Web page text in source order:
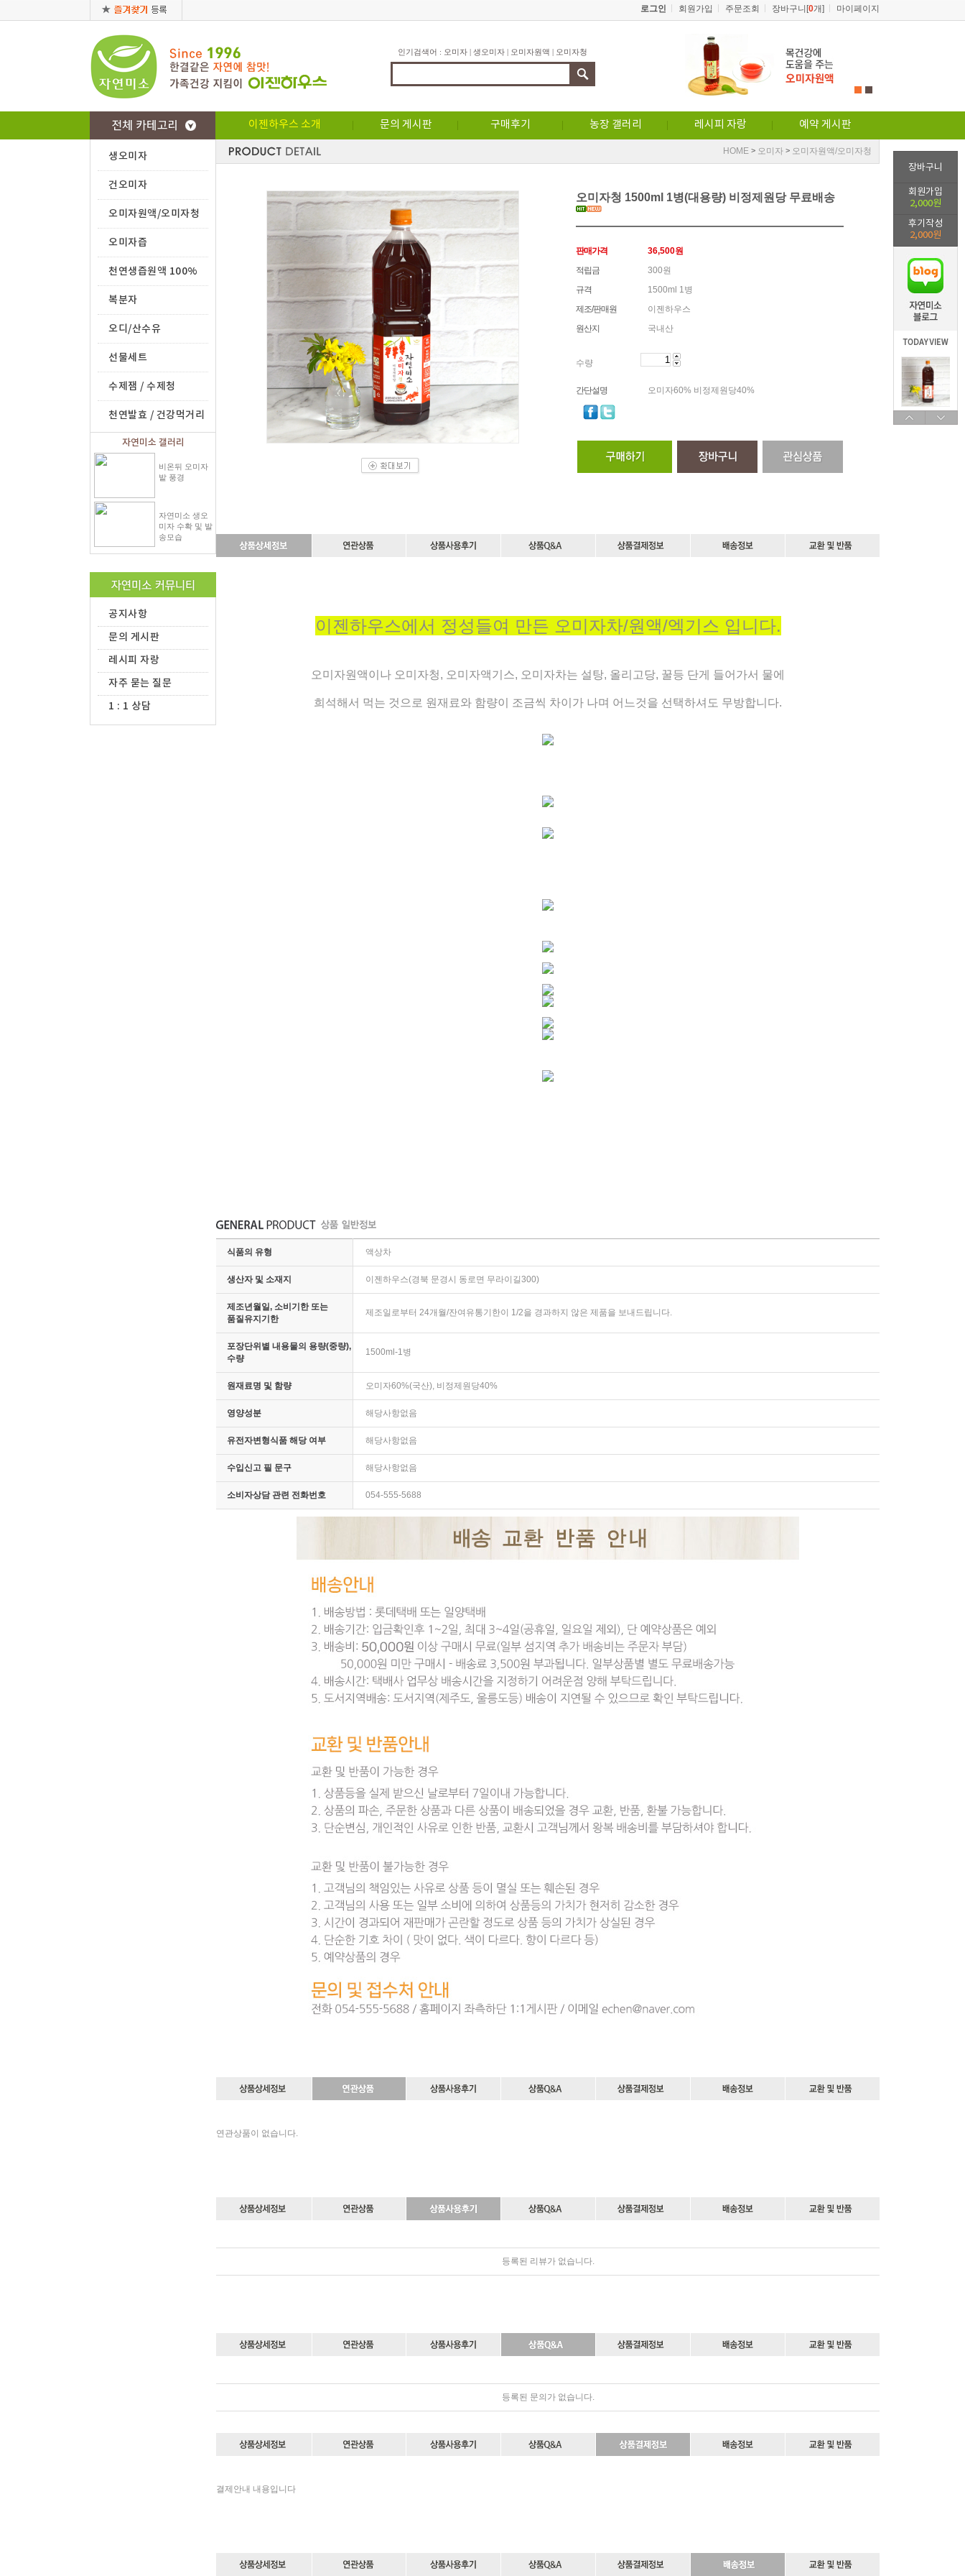
장바구니
회원가입
2,000원
후기작성
2,000원
로그인 회원가입 주문조회 장바구니[0개] 마이페이지
인기검색어 : 오미자 | 생오미자 | 오미자원액 | 오미자청
이젠하우스 소개 문의 게시판 구매후기 농장 갤러리 레시피 자랑 예약 게시판
생오미자
건오미자
오미자원액/오미자청
오미자즙
천연생즙원액 100%
복분자
오디/산수유
선물세트
수제잼 / 수제청
천연발효 / 건강먹거리
자연미소 갤러리
비온뒤 오미자
밭 풍경
자연미소 생오
미자 수확 및 발
송모습
공지사항
문의 게시판
레시피 자랑
자주 묻는 질문
1 : 1 상담
HOME > 오미자 > 오미자원액/오미자청
오미자청 1500ml 1병(대용량) 비정제원당 무료배송
판매가격 36,500원
적립금
300원
규격
1500ml 1병
제조/판매원
이젠하우스
원산지
국내산
수량
간단설명 오미자60% 비정제원당40%
이젠하우스에서 정성들여 만든 오미자차/원액/엑기스 입니다.
오미자원액이나 오미자청, 오미자액기스, 오미자차는 설탕, 올리고당, 꿀등 단게 들어가서 물에
희석해서 먹는 것으로 원재료와 함량이 조금씩 차이가 나며 어느것을 선택하셔도 무방합니다.
식품의 유형 액상차
생산자 및 소재지 이젠하우스(경북 문경시 동로면 무라이길300)
제조년월일, 소비기한 또는
품질유지기한
제조일로부터 24개월/잔여유통기한이 1/2을 경과하지 않은 제품을 보내드립니다.
포장단위별 내용물의 용량(중량),
수량
1500ml-1병
원재료명 및 함량 오미자60%(국산), 비정제원당40%
영양성분 해당사항없음
유전자변형식품 해당 여부 해당사항없음
수입신고 필 문구 해당사항없음
소비자상담 관련 전화번호 054-555-5688
연관상품이 없습니다.
등록된 리뷰가 없습니다.
등록된 문의가 없습니다.
결제안내 내용입니다